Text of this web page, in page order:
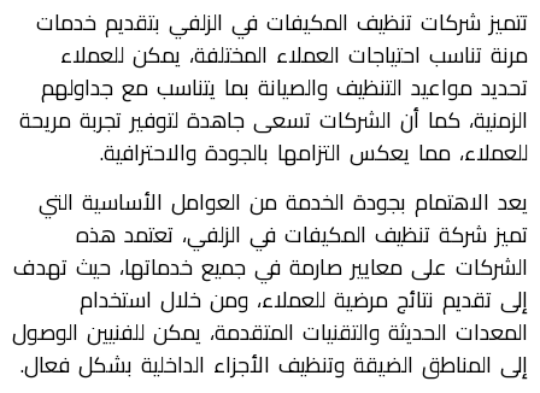
تتميز شركات تنظيف المكيفات في الزلفي بتقديم خدمات
مرنة تناسب احتياجات العملاء المختلفة، يمكن للعملاء
تحديد مواعيد التنظيف والصيانة بما يتناسب مع جداولهم
الزمنية، كما أن الشركات تسعى جاهدة لتوفير تجربة مريحة
للعملاء، مما يعكس التزامها بالجودة والاحترافية.
يعد الاهتمام بجودة الخدمة من العوامل الأساسية التي
تميز شركة تنظيف المكيفات في الزلفي، تعتمد هذه
الشركات على معايير صارمة في جميع خدماتها، حيث تهدف
إلى تقديم نتائج مرضية للعملاء، ومن خلال استخدام
المعدات الحديثة والتقنيات المتقدمة، يمكن للفنيين الوصول
إلى المناطق الضيقة وتنظيف الأجزاء الداخلية بشكل فعال.